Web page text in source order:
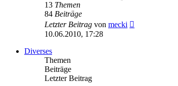
13 Themen
84 Beiträge
Letzter Beitrag von mecki
10.06.2010, 17:28
Diverses
Themen
Beiträge
Letzter Beitrag